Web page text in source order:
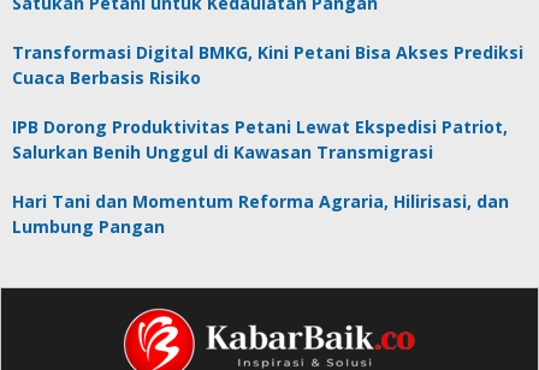
Transformasi Digital BMKG, Kini Petani Bisa Akses Prediksi
Cuaca Berbasis Risiko
IPB Dorong Produktivitas Petani Lewat Ekspedisi Patriot,
Salurkan Benih Unggul di Kawasan Transmigrasi
Hari Tani dan Momentum Reforma Agraria, Hilirisasi, dan
Lumbung Pangan